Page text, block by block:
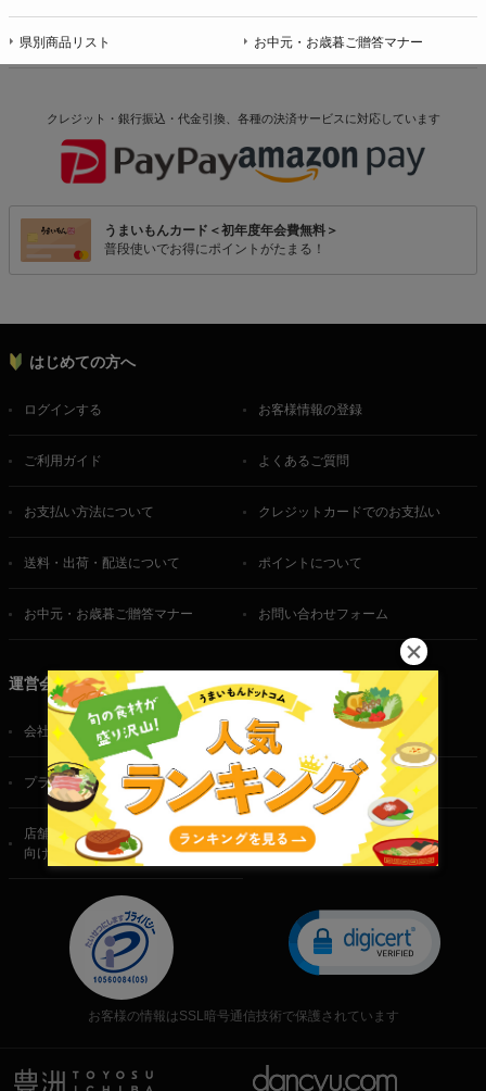
県別商品リスト お中元・お歳暮ご贈答マナー
クレジット・銀行振込・代金引換、各種の決済サービスに対応しています
うまいもんカード＜初年度年会費無料＞
普段使いでお得にポイントがたまる！
はじめての方へ
ログインする お客様情報の登録
ご利用ガイド よくあるご質問
お支払い方法について クレジットカードでのお支払い
送料・出荷・配送について ポイントについて
お中元・お歳暮ご贈答マナー お問い合わせフォーム
運営会社
会社概要 ご利用規約
プライバシーポリシー 特定商取引法に基づく表記
店舗・法人・生産者様
向けのお問い合わせ
お客様の情報はSSL暗号通信技術で保護されています